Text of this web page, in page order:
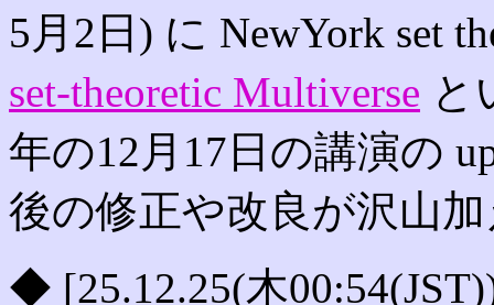
5月2日) に NewYork set
set-theoretic Multiverse と
年の12月17日の講演の
後の修正や改良が沢山
◆ [25.12.25(木